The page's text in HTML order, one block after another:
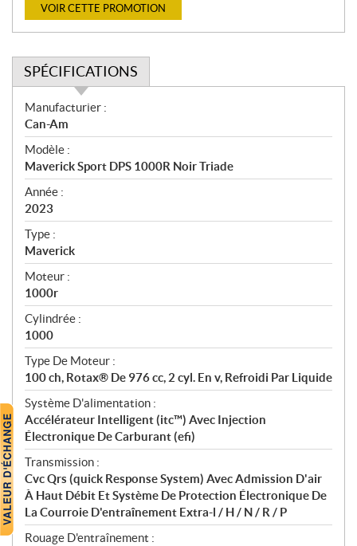
VOIR CETTE PROMOTION
SPÉCIFICATIONS
S
p
é
c
i
f
i
c
a
t
i
o
n
s
Manufacturier :
Can-Am
Modèle :
Maverick Sport DPS 1000R Noir Triade
Année :
2023
Type :
Maverick
Moteur :
1000r
Cylindrée :
1000
Type De Moteur :
100 ch, Rotax® De 976 cc, 2 cyl. En v, Refroidi Par Liquide
Système D'alimentation :
Accélérateur Intelligent (itc™) Avec Injection
Électronique De Carburant (efi)
Transmission :
Cvc Qrs (quick Response System) Avec Admission D'air
À Haut Débit Et Système De Protection Électronique De
La Courroie D'entraînement Extra-l / H / N / R / P
Rouage D'entraînement :